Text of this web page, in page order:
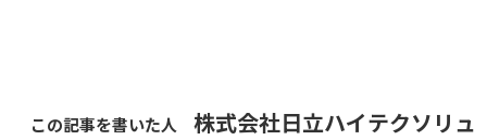
この記事を書いた人 株式会社日立ハイテクソリュ